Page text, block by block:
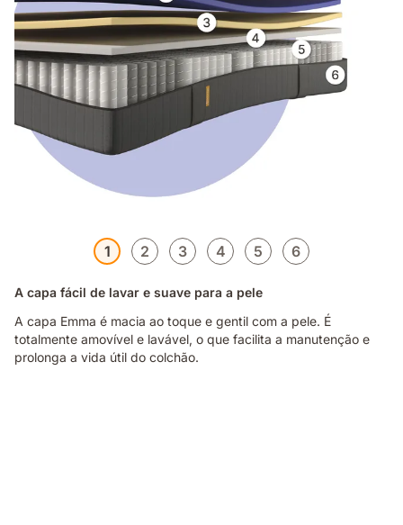
1 2 3 4 5 6
A capa fácil de lavar e suave para a pele
A capa Emma é macia ao toque e gentil com a pele. É
totalmente amovível e lavável, o que facilita a manutenção e
prolonga a vida útil do colchão.